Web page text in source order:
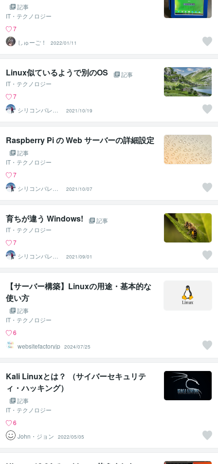
記事
IT・テクノロジー
7
しゅーご！
2022/01/11
Linux似ているようで別のOS
記事
IT・テクノロジー
7
シリコンバレー
スーパーウエア
2021/10/19
Raspberry Pi の Web サーバーの詳細設定
記事
IT・テクノロジー
7
シリコンバレー
スーパーウエア
2021/10/07
育ちが違う Windows!
記事
IT・テクノロジー
7
シリコンバレー
スーパーウエア
2021/09/01
【サーバー構築】Linuxの用途・基本的な
使い方
記事
IT・テクノロジー
6
websitefactoryjp 2024/07/25
Kali Linuxとは？ （サイバーセキュリテ
ィ・ハッキング）
記事
IT・テクノロジー
6
John・ジョン
2022/05/05